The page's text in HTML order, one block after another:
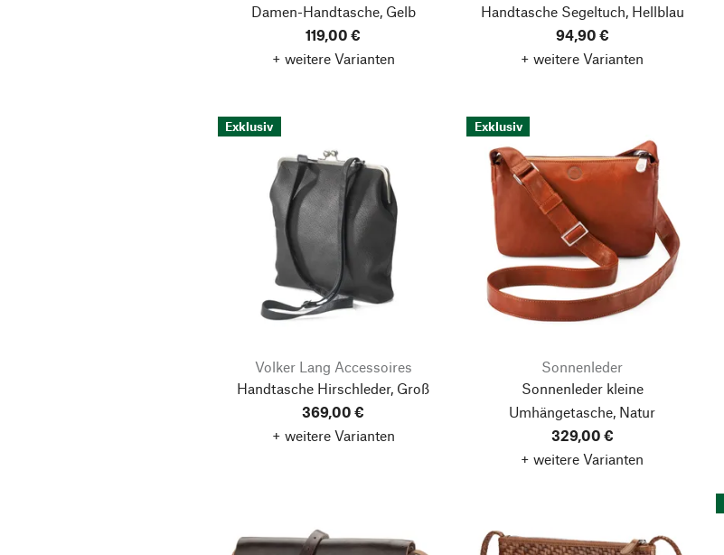
Damen-Handtasche, Gelb
119,00 €
+ weitere Varianten
Handtasche Segeltuch, Hellblau
94,90 €
+ weitere Varianten
Exklusiv
Volker Lang Accessoires
Handtasche Hirschleder, Groß
369,00 €
+ weitere Varianten
Exklusiv
Sonnenleder
Sonnenleder kleine
Umhängetasche, Natur
329,00 €
+ weitere Varianten